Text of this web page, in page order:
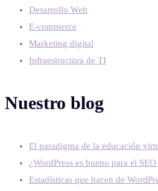
Desarrollo Web
E-commerce
Marketing digital
Infraestructura de TI
Nuestro blog
El paradigma de la educación
¿WordPress es bueno para el
Estadísticas que hacen de